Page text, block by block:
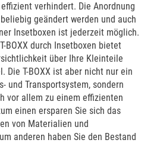
verhindert. Die Anordnung
geändert werden und auch
Insetboxen ist jederzeit möglich.
BOXX durch Insetboxen bietet
über Ihre Kleinteile
Die T-BOXX ist aber nicht nur ein
und Transportsystem, sondern
vor allem zu einem effizienten
einen ersparen Sie sich das
von Materialien und
anderen haben Sie den Bestand